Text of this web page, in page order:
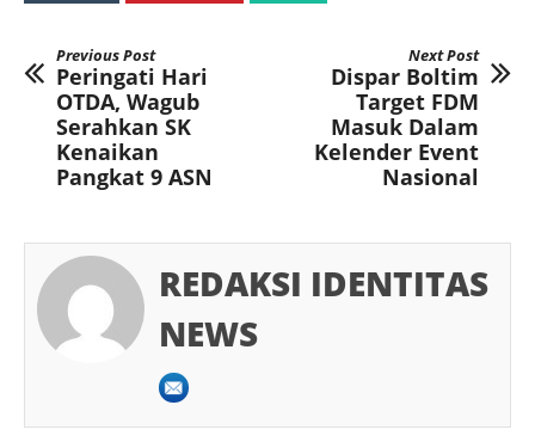
Previous Post
Peringati Hari
OTDA, Wagub
Serahkan SK
Kenaikan
Pangkat 9 ASN
Next Post
Dispar Boltim
Target FDM
Masuk Dalam
Kelender Event
Nasional
REDAKSI IDENTITAS
NEWS